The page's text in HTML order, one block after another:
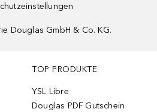
Douglas GmbH & Co. KG.
TOP PRODUKTE
YSL Libre
Douglas PDF Gutschein